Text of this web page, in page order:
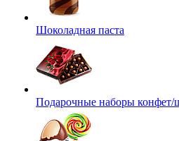
Шоколадная паста
Подарочные наборы конфет/